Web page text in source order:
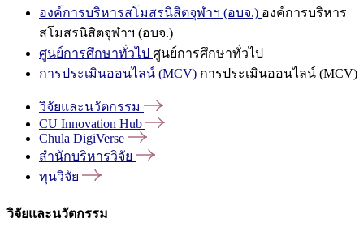
องค์การบริหารสโมสรนิสิตจุฬาฯ (อบจ.) องค์การบริหาร
สโมสรนิสิตจุฬาฯ (อบจ.)
ศูนย์การศึกษาทั่วไป ศูนย์การศึกษาทั่วไป
การประเมินออนไลน์ (MCV) การประเมินออนไลน์ (MCV)
วิจัยและนวัตกรรม
CU Innovation Hub
Chula DigiVerse
สำนักบริหารวิจัย
ทุนวิจัย
วิจัยและนวัตกรรม